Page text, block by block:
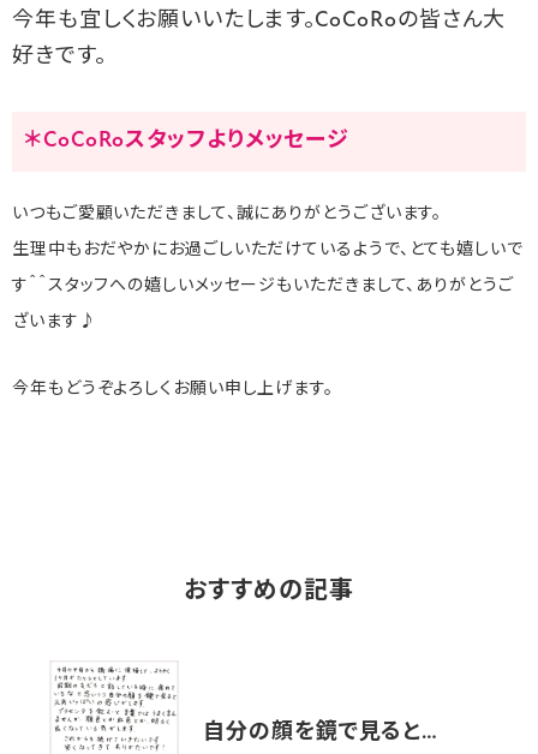
今年も宜しくお願いいたします。CoCoRoの皆さん大
好きです。
＊CoCoRoスタッフよりメッセージ
いつもご愛顧いただきまして、誠にありがとうございます。
生理中もおだやかにお過ごしいただけているようで、とても嬉しいで
す＾＾スタッフへの嬉しいメッセージもいただきまして、ありがとうご
ざいます♪
今年もどうぞよろしくお願い申し上げます。
おすすめの記事
自分の顔を鏡で見ると…